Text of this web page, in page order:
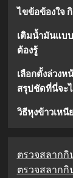
มั่นคง
ไขข้อข้องใจ
เติมน้ำมันแบ
ต้องรู้
เลือกตั้งล่วงห
สรุปชัดที่นี่จะ
วิธีหุงข้าวเห
ตรวจสลากกิ
ตรวจสลากกิ